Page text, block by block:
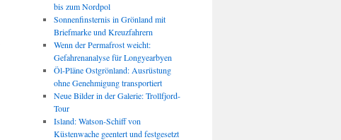
bis zum Nordpol
Sonnenfinsternis in Grönland mit
Briefmarke und Kreuzfahrern
Wenn der Permafrost weicht:
Gefahrenanalyse für Longyearbyen
Öl-Pläne Ostgrönland: Ausrüstung
ohne Genehmigung transportiert
Neue Bilder in der Galerie: Trollfjord-
Tour
Island: Watson-Schiff von
Küstenwache geentert und festgesetzt